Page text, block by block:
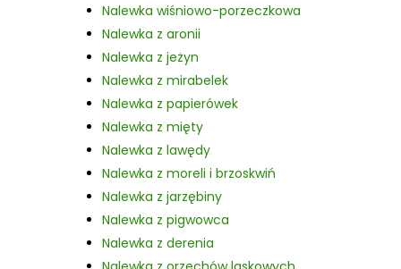
Nalewka wiśniowo-porzeczkowa
Nalewka z aronii
Nalewka z jeżyn
Nalewka z mirabelek
Nalewka z papierówek
Nalewka z mięty
Nalewka z lawędy
Nalewka z moreli i brzoskwiń
Nalewka z jarzębiny
Nalewka z pigwowca
Nalewka z derenia